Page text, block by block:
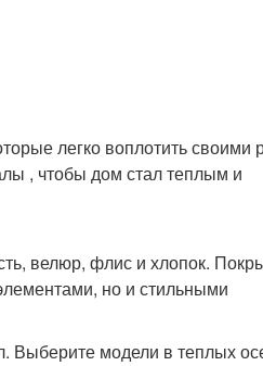
легко воплотить своими
, чтобы дом стал теплым и
велюр, флис и хлопок.
но и стильными
Выберите модели в теплых